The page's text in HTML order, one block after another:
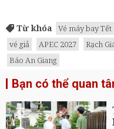
Từ khóa Vé máy bay Tết
vé giả
APEC 2027 Rạch
Báo An Giang
Bạn có thể quan